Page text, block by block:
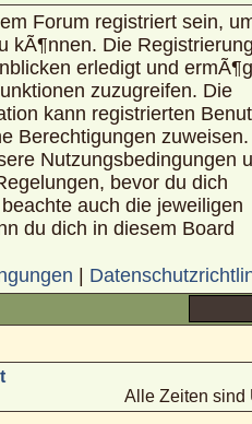
Forum registriert sein,
kÃ¶nnen. Die
erledigt und
zuzugreifen. Die
kann registrierten
Berechtigungen zuweisen.
Nutzungsbedingungen
bevor du dich
auch die jeweiligen
du dich in diesem Board
|
Alle Zeiten sind